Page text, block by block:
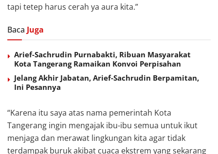
tapi tetep harus cerah ya aura kita.”
Baca Juga
Arief-Sachrudin Purnabakti, Ribuan Masyarakat
Kota Tangerang Ramaikan Konvoi Perpisahan
Jelang Akhir Jabatan, Arief-Sachrudin Berpamitan,
Ini Pesannya
“Karena itu saya atas nama pemerintah Kota
Tangerang ingin mengajak ibu-ibu semua untuk ikut
menjaga dan merawat lingkungan kita agar tidak
terdampak buruk akibat cuaca ekstrem yang sekarang